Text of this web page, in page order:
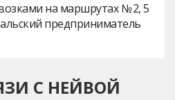
на маршрутах № 2, 5
предприниматель
С НЕЙВОЙ